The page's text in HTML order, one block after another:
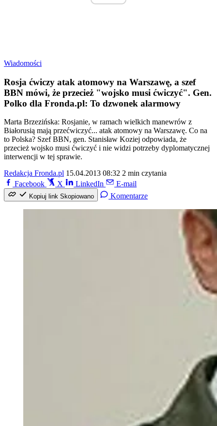
Wiadomości
Rosja ćwiczy atak atomowy na Warszawę, a szef
BBN mówi, że przecież "wojsko musi ćwiczyć". Gen.
Polko dla Fronda.pl: To dzwonek alarmowy
Marta Brzezińska: Rosjanie, w ramach wielkich manewrów z
Białorusią mają przećwiczyć... atak atomowy na Warszawę. Co na
to Polska? Szef BBN, gen. Stanisław Koziej odpowiada, że
przecież wojsko musi ćwiczyć i nie widzi potrzeby dyplomatycznej
interwencji w tej sprawie.
Redakcja Fronda.pl 15.04.2013 08:32 2 min czytania
Facebook
X LinkedIn E-mail
Kopiuj link Skopiowano Komentarze